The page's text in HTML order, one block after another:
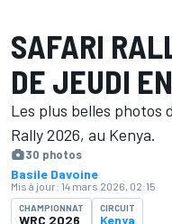
SAFARI
DE JEUDI
Les plus belles photos
Rally 2026, au Kenya.
30 photos
Basile Davoine
Mis à jour: 14 mars 2026, 02:15
CHAMPIONNAT
WRC 2026
CIRCUIT
Kenya